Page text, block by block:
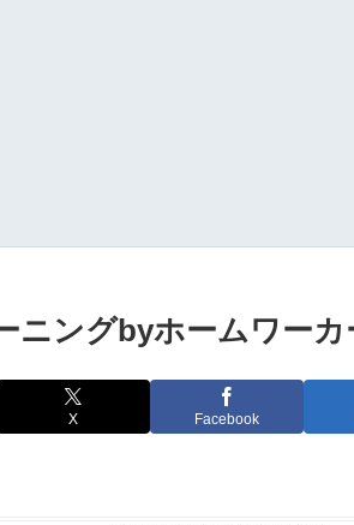
ニングbyホームワー
X Facebook